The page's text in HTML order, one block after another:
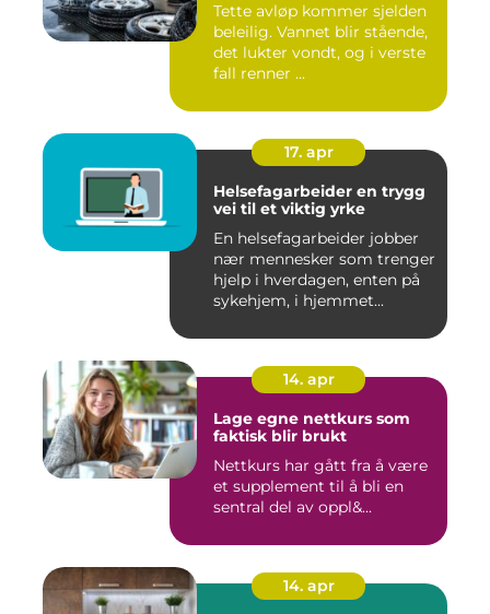
Tette avløp kommer sjelden
beleilig. Vannet blir stående,
det lukter vondt, og i verste
fall renner ...
17. apr
Helsefagarbeider en trygg
vei til et viktig yrke
En helsefagarbeider jobber
nær mennesker som trenger
hjelp i hverdagen, enten på
sykehjem, i hjemmet...
14. apr
Lage egne nettkurs som
faktisk blir brukt
Nettkurs har gått fra å være
et supplement til å bli en
sentral del av oppl&...
14. apr